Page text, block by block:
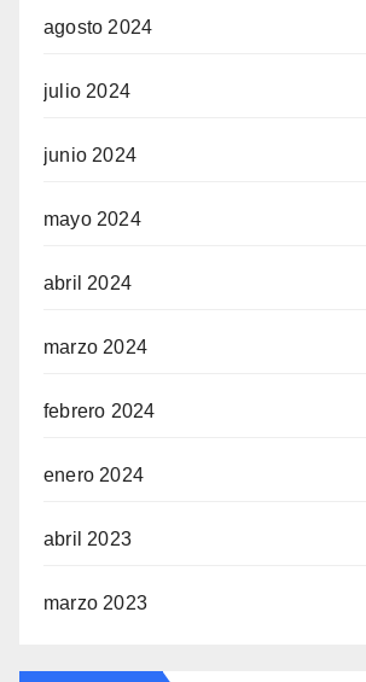
agosto 2024
julio 2024
junio 2024
mayo 2024
abril 2024
marzo 2024
febrero 2024
enero 2024
abril 2023
marzo 2023